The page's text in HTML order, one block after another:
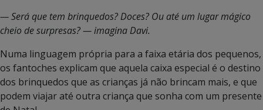
— Será que tem brinquedos? Doces? Ou até um lugar mágico
cheio de surpresas? — imagina Davi.
Numa linguagem própria para a faixa etária dos pequenos,
os fantoches explicam que aquela caixa especial é o destino
dos brinquedos que as crianças já não brincam mais, e que
podem viajar até outra criança que sonha com um presente